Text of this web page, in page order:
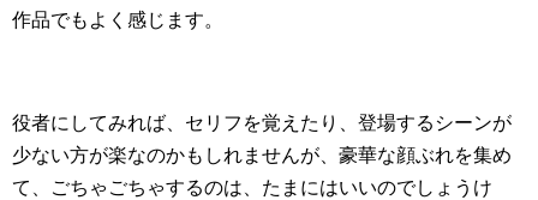
作品でもよく感じます。
役者にしてみれば、セリフを覚えたり、登場するシーンが
少ない方が楽なのかもしれませんが、豪華な顔ぶれを集め
て、ごちゃごちゃするのは、たまにはいいのでしょうけ